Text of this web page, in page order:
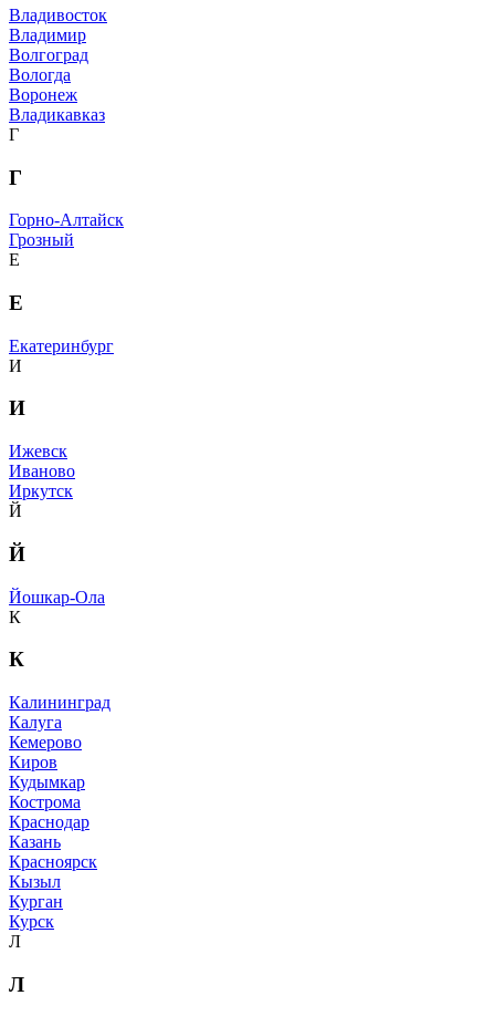
Владивосток
Владимир
Волгоград
Вологда
Воронеж
Владикавказ
Г
Г
Горно-Алтайск
Грозный
Е
Е
Екатеринбург
И
И
Ижевск
Иваново
Иркутск
Й
Й
Йошкар-Ола
К
К
Калининград
Калуга
Кемерово
Киров
Кудымкар
Кострома
Краснодар
Казань
Красноярск
Кызыл
Курган
Курск
Л
Л